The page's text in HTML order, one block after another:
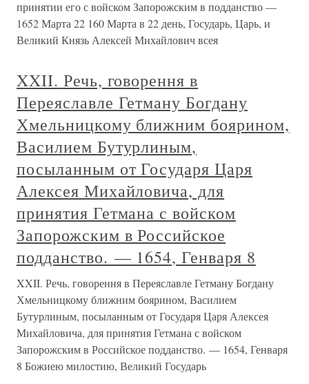
принятии его с войском Запорожским в подданство —
1652 Марта 22 160 Марта в 22 день, Государь, Царь, и
Великий Князь Алексей Михайлович всея
XXII. Речь, говорення в
Переяславле Гетману Богдану
Хмельницкому ближним боярином,
Василием Бутурлиным,
посыланным от Государя Царя
Алексея Михайловича, для
принятия Гетмана с войском
Запорожским в Российское
подданство. — 1654, Генваря 8
XXII. Речь, говорення в Переяславле Гетману Богдану
Хмельницкому ближним боярином, Василием
Бутурлиным, посыланным от Государя Царя Алексея
Михайловича, для принятия Гетмана с войском
Запорожским в Российское подданство. — 1654, Генваря
8 Божиею милостию, Великий Государь